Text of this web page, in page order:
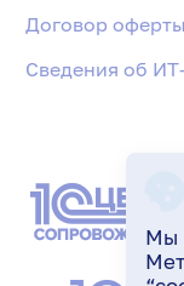
Мы
Договор оферты
Сведения об